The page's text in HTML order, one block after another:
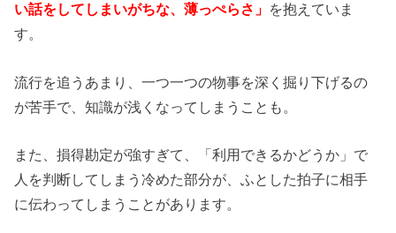
い話をしてしまいがちな、薄っぺらさ」 を抱えていま
す。
流行を追うあまり、一つ一つの物事を深く掘り下げるの
が苦手で、知識が浅くなってしまうことも。
また、損得勘定が強すぎて、「利用できるかどうか」で
人を判断してしまう冷めた部分が、ふとした拍子に相手
に伝わってしまうことがあります。